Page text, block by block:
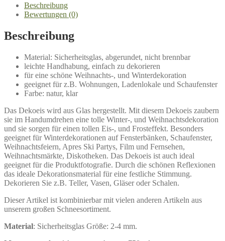
Beschreibung
Bewertungen (0)
Beschreibung
Material: Sicherheitsglas, abgerundet, nicht brennbar
leichte Handhabung, einfach zu dekorieren
für eine schöne Weihnachts-, und Winterdekoration
geeignet für z.B. Wohnungen, Ladenlokale und Schaufenster
Farbe: natur, klar
Das Dekoeis wird aus Glas hergestellt. Mit diesem Dekoeis zaubern
sie im Handumdrehen eine tolle Winter-, und Weihnachtsdekoration
und sie sorgen für einen tollen Eis-, und Frosteffekt. Besonders
geeignet für Winterdekorationen auf Fensterbänken, Schaufenster,
Weihnachtsfeiern, Apres Ski Partys, Film und Fernsehen,
Weihnachtsmärkte, Diskotheken. Das Dekoeis ist auch ideal
geeignet für die Produktfotografie. Durch die schönen Reflexionen
das ideale Dekorationsmaterial für eine festliche Stimmung.
Dekorieren Sie z.B. Teller, Vasen, Gläser oder Schalen.
Dieser Artikel ist kombinierbar mit vielen anderen Artikeln aus
unserem großen Schneesortiment.
Material: Sicherheitsglas Größe: 2-4 mm.